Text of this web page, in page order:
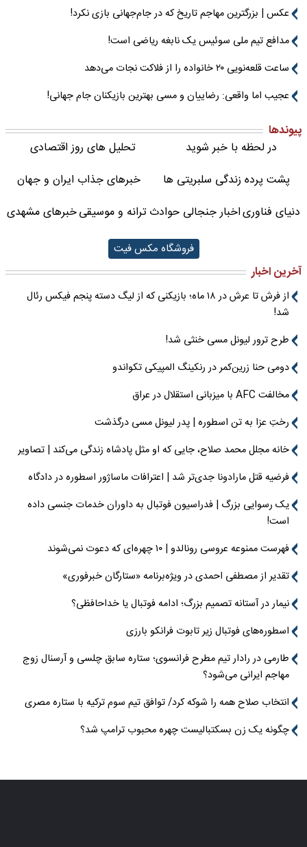
عکس | بزرگترین مهاجم تاریخ که در جام‌جهانی بازی نکرد!
مدافع تیم ملی سوئیس یک نابغه ریاضی است!
ساعت قلعه‌نویی ۲۰ خانواده را از فلاکت نجات می‌دهد
عجیب اما واقعی: رضاییان و مسی بهترین بازیکنان جام جهانی!
پیوندها
در لحظه با خبر شوید
تحلیل های روز اقتصادی
پشت پرده زندگی سلبریتی ها
خبرهای جذاب ایران و جهان
دنیای فناوریاخبار جنجالی حوادثترانه و موسیقیخبرهای مشهدی
فروشگاه مکس فیت
آخرین اخبار
از فرش تا عرش در ۱۸ ماه؛ بازیکنی که از لیگ دسته پنجم فیکس رئال
شد!
طرح ترور لیونل مسی خنثی شد!
دومی حنا زرین‌کمر در رنکینگ المپیکی تکواندو
مخالفت AFC با میزبانی استقلال در عراق
رختِ عزا به تن اسطوره | پدر لیونل مسی درگذشت
خانه مجلل محمد صلاح، جایی که او مثل پادشاه زندگی می‌کند | تصاویر
فرضیه قتل مارادونا جدی‌تر شد | اعترافات ماساژور اسطوره در دادگاه
یک رسوایی بزرگ | فدراسیون فوتبال به داوران خدمات جنسی داده
است!
فهرست ممنوعه عروسی رونالدو | ۱۰ چهره‌ای که دعوت نمی‌شوند
تقدیر از مصطفی احمدی در ویژه‌برنامه «ستارگان خبرفوری»
نیمار در آستانه تصمیم بزرگ؛ ادامه فوتبال یا خداحافظی؟
اسطوره‌های فوتبال زیر تابوت فرانکو بارزی
طارمی در رادار تیم مطرح فرانسوی؛ ستاره سابق چلسی و آرسنال زوج
مهاجم ایرانی می‌شود؟
انتخاب صلاح همه را شوکه کرد/ توافق تیم سوم ترکیه با ستاره مصری
چگونه یک زن بسکتبالیست چهره محبوب ترامپ شد؟